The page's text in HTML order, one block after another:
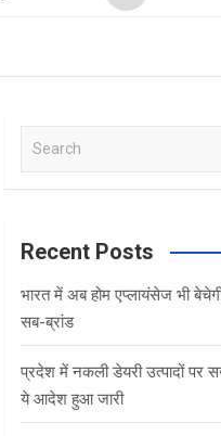
a
c
Recent Posts
भारत में अब होम एप्लायंसेज भी
सब-ब्रांड
प्रदेश में नकली डेयरी उत्पादों पर
ये आदेश हुआ जारी